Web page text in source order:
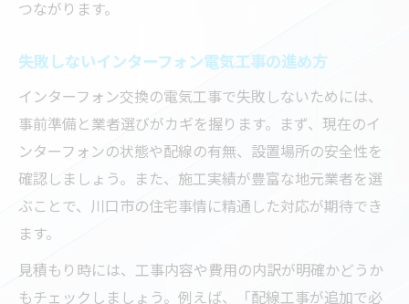
選ぶ理由
ーフォンの要点
電気工事前に押さえたいインターフォンの
種類
インターフォン交換で重要な電気工事の基
礎知識
電気工事の流れとインターフォン選定のポ
インターフォンの機能進化と電気工事の対
応例
つながります。
失敗しないインターフォン電気工事の進め方
インターフォン交換の電気工事で失敗しないためには、
事前準備と業者選びがカギを握ります。まず、現在のイ
ンターフォンの状態や配線の有無、設置場所の安全性を
確認しましょう。また、施工実績が豊富な地元業者を選
ぶことで、川口市の住宅事情に精通した対応が期待でき
ます。
見積もり時には、工事内容や費用の内訳が明確かどうか
もチェックしましょう。例えば、「配線工事が追加で必